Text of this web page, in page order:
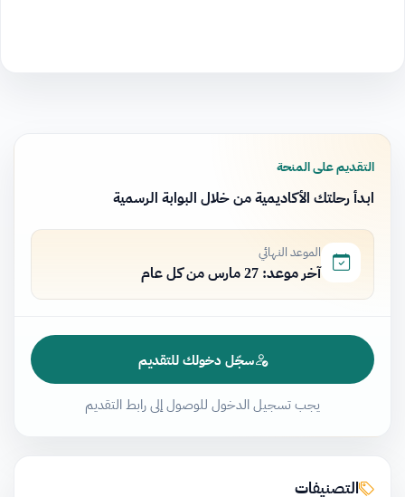
التقديم على المنحة
ابدأ رحلتك الأكاديمية من خلال البوابة الرسمية
الموعد النهائي
آخر موعد: 27 مارس من كل عام
سجّل دخولك للتقديم
يجب تسجيل الدخول للوصول إلى رابط التقديم
التصنيفات